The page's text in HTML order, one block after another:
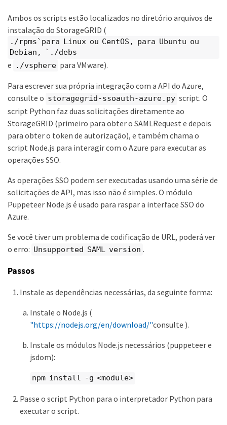
Ambos os scripts estão localizados no diretório arquivos de
instalação do StorageGRID (
./rpms`para Linux ou CentOS, para Ubuntu ou
Debian, `./debs
e ./vsphere para VMware).
Para escrever sua própria integração com a API do Azure,
consulte o storagegrid-ssoauth-azure.py script. O
script Python faz duas solicitações diretamente ao
StorageGRID (primeiro para obter o SAMLRequest e depois
para obter o token de autorização), e também chama o
script Node.js para interagir com o Azure para executar as
operações SSO.
As operações SSO podem ser executadas usando uma série de
solicitações de API, mas isso não é simples. O módulo
Puppeteer Node.js é usado para raspar a interface SSO do
Azure.
Se você tiver um problema de codificação de URL, poderá ver
o erro: Unsupported SAML version .
Passos
Instale as dependências necessárias, da seguinte forma:
Instale o Node.js (
"https://nodejs.org/en/download/"consulte ).
Instale os módulos Node.js necessários (puppeteer e
jsdom):
npm install -g <module>
Passe o script Python para o interpretador Python para
executar o script.